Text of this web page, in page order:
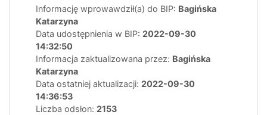
Informację wprowawdził(a) do BIP: Bagińska
Katarzyna
Data udostępnienia w BIP: 2022-09-30
14:32:50
Informacja zaktualizowana przez: Bagińska
Katarzyna
Data ostatniej aktualizacji: 2022-09-30
14:36:53
Liczba odsłon: 2153